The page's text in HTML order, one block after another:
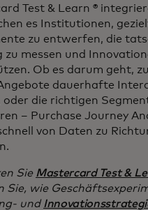
Test & Learn ®
es Institutionen,
zu entwerfen, die
zu messen und
Ob es darum geht,
dauerhafte
die richtigen
– Purchase Journey
von Daten zu
Sie Mastercard Test &
Sie, wie
und